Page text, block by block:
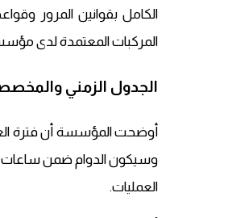
الكامل بقوانين المرور
المركبات المعتمدة لدى
الجدول الزمني
وسيكون الدوام ضمن ساعات
العمليات.